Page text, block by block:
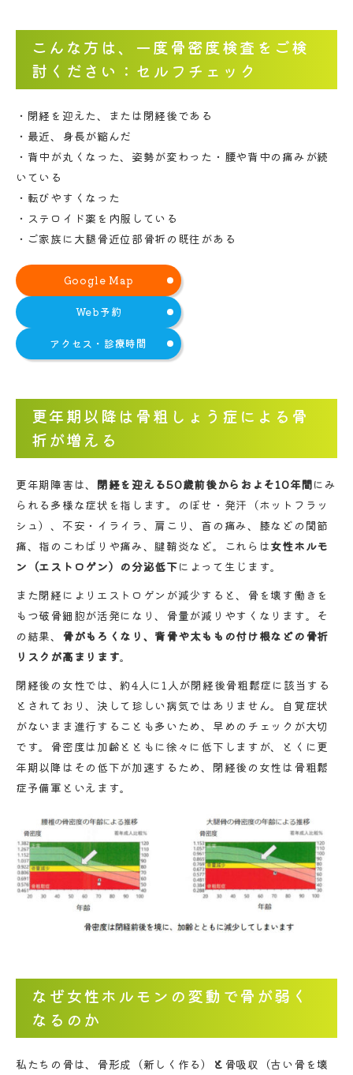
こんな方は、一度骨密度検査をご検
討ください：セルフチェック
・閉経を迎えた、または閉経後である
・最近、身長が縮んだ
・背中が丸くなった、姿勢が変わった・腰や背中の痛みが続
いている
・転びやすくなった
・ステロイド薬を内服している
・ご家族に大腿骨近位部骨折の既往がある
Google Map
Web予約
アクセス・診療時間
更年期以降は骨粗しょう症による骨
折が増える
更年期障害は、 閉経を迎える50歳前後からおよそ10年間にみ
られる多様な症状を指します。のぼせ・発汗（ホットフラッ
シュ）、不安・イライラ、肩こり、首の痛み、膝などの関節
痛、指のこわばりや痛み、腱鞘炎など。これらは女性ホルモ
ン（エストロゲン）の分泌低下によって生じます。
また閉経によりエストロゲンが減少すると、骨を壊す働きを
もつ破骨細胞が活発になり、骨量が減りやすくなります。そ
の結果、 骨がもろくなり、背骨や太ももの付け根などの骨折
リスクが高まります。
閉経後の女性では、約4人に1人が閉経後骨粗鬆症に該当する
とされており、決して珍しい病気ではありません。自覚症状
がないまま進行することも多いため、早めのチェックが大切
です。骨密度は加齢とともに徐々に低下しますが、とくに更
年期以降はその低下が加速するため、閉経後の女性は骨粗鬆
症予備軍といえます。
なぜ女性ホルモンの変動で骨が弱く
なるのか
私たちの骨は、骨形成（新しく作る） と 骨吸収（古い骨を壊